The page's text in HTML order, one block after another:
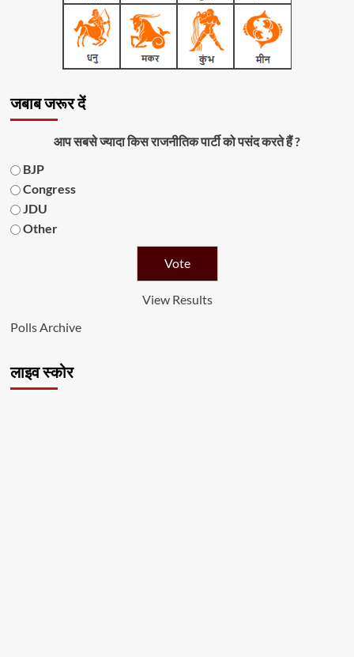
जबाब जरूर दें
आप सबसे ज्यादा किस राजनीतिक पार्टी को पसंद करते हैं ?
BJP
Congress
JDU
Other
View Results
Polls Archive
लाइव स्कोर